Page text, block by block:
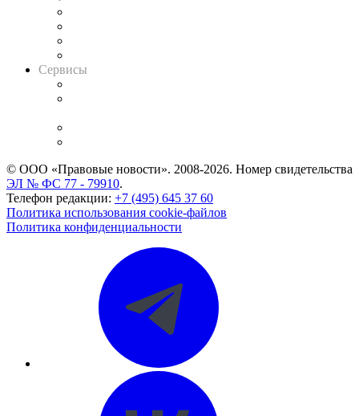
Сервисы
© ООО «Правовые новости». 2008-2026. Номер свидетельства
ЭЛ № ФС 77 - 79910.
Телефон редакции: +7 (495) 645 37 60
Политика использования cookie-файлов
Политика конфиденциальности